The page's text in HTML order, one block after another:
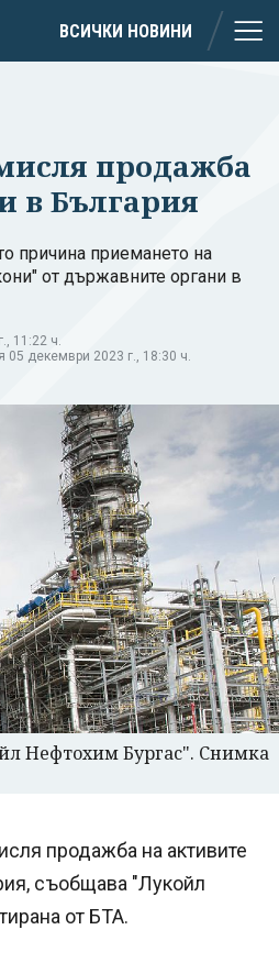
ВСИЧКИ НОВИНИ
продажба
в България
причина приемането на
от държавните органи в
11:22 ч.
05 декември 2023 г., 18:30 ч.
Нефтохим Бургас". Снимка
продажба на активите
съобщава "Лукойл
от БТА.